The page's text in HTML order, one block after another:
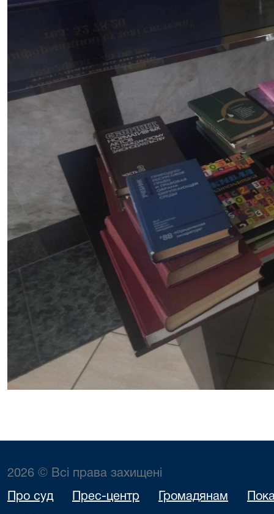
2026 © Всі права захищені
Про суд Прес-центр Громадянам